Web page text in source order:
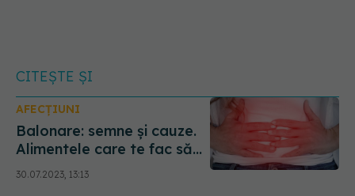
CITEȘTE ȘI
AFECȚIUNI
Balonare: semne și cauze.
Alimentele care te fac să
te simți balonat și ce
probleme îți arată
30.07.2023, 13:13